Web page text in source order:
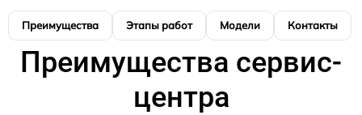
Преимущества Этапы работ Модели Контакты
Преимущества сервис-
центра